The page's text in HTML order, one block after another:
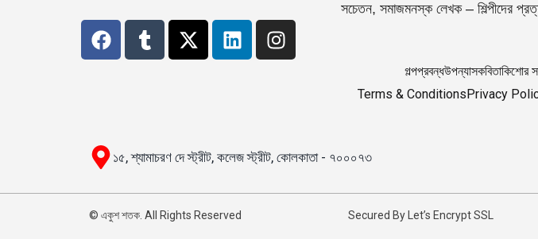
সচেতন, সমাজমনস্ক লেখক – শিল্পীদের
গল্পপ্রবন্ধউপন্যাসকবিতাকিশোর
Terms & Conditions Privacy
১৫, শ্যামাচরণ দে স্ট্রীট, কলেজ স্ট্রীট, কোলকাতা - ৭০০০৭৩
© একুশ শতক. All Rights Reserved Secured By Let’s Encrypt SSL